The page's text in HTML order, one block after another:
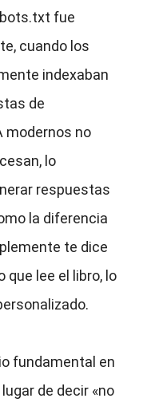
fue
cuando los
indexaban
de
modernos no
lo
respuestas
la diferencia
te dice
que lee el libro, lo
fundamental en
de decir «no